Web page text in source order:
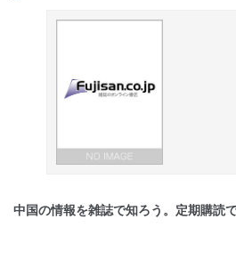
中国の情報を雑誌で知ろう。定期購読